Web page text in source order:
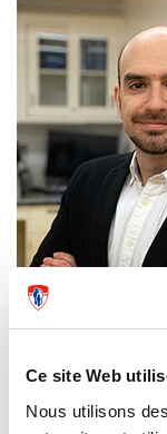
Ce site Web
Nous utilisons
canins, explique